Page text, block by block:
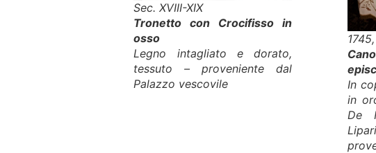
Sec. XVIII-XIX
Tronetto con Crocifisso in
osso
Legno intagliato e dorato,
tessuto – proveniente dal
Palazzo vescovile
In
in
De